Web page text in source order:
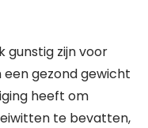
gunstig zijn voor
gezond gewicht
heeft om
te bevatten,